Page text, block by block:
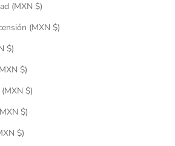
Isla de Navidad (MXN $)
Isla de la Ascensión (MXN $)
Islandia (MXN $)
Islas Aland (MXN $)
Islas Caimán (MXN $)
Islas Cocos (MXN $)
Islas Cook (MXN $)